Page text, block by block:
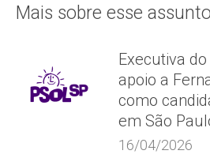
Mais sobre esse assunto
Executiva do
apoio a
como
em São
16/04/2026